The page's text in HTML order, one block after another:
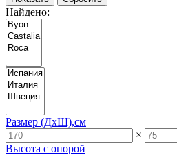
Найдено:
Размер (ДхШ),см
×
Высота с опорой